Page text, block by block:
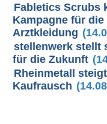
Fabletics Scrubs
Kampagne für
Arztkleidung
stellenwerk stellt
für die Zukunft
Rheinmetall
Kaufrausch